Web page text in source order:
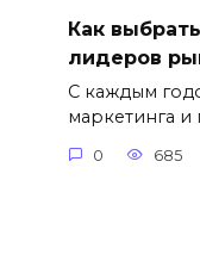
Как
лидеров
С каждым
маркетинга и
0 685